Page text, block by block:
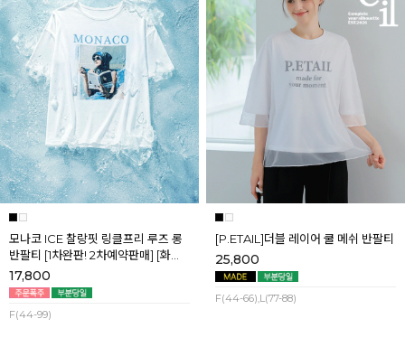
모나코 ICE 찰랑핏 링클프리 루즈 롱
반팔티 [1차완판! 2차예약판매] [화이
트] 8월첫째주 순차배송
17,800
F(44-99)
[P.ETAIL]더블 레이어 쿨 메쉬 반팔티
25,800
F(44-66),L(77-88)